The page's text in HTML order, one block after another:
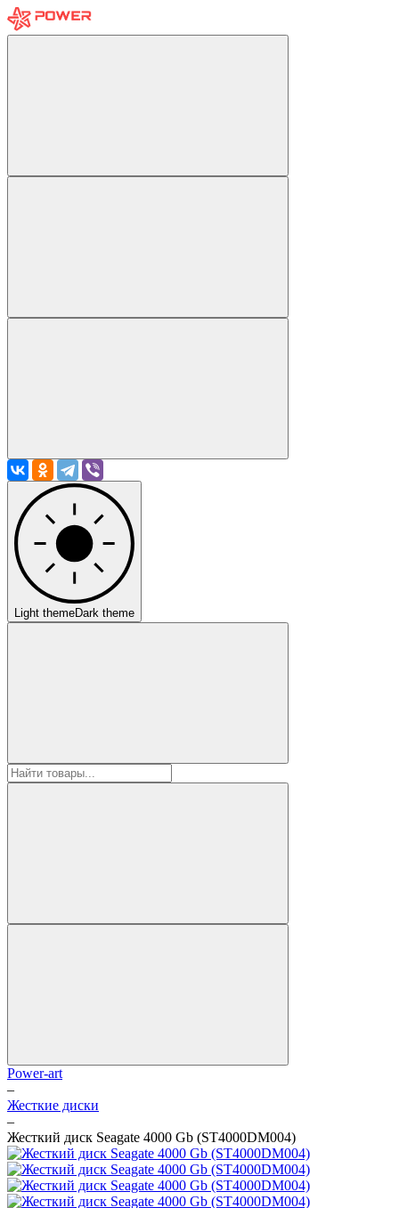
Light themeDark theme
Power-art
–
Жесткие диски
–
Жесткий диск Seagate 4000 Gb (ST4000DM004)